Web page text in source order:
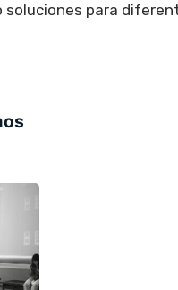
soluciones para